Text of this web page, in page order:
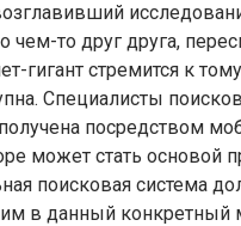
то друг друга,
гигант стремится к
Специалисты
посредством
может стать основой
поисковая система
в данный конкретный